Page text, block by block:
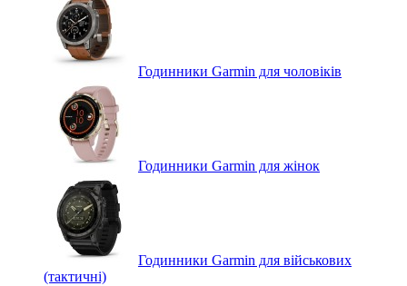
Годинники Garmin для чоловіків
Годинники Garmin для жінок
Годинники Garmin для військових
(тактичні)